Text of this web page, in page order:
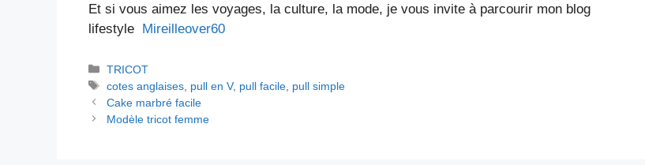
Et si vous aimez les voyages, la culture, la mode, je vous invite à parcourir mon blog
lifestyle Mireilleover60
Catégories
TRICOT
Étiquettes
cotes anglaises pull en V, pull facile pull simple
Cake marbré facile
Modèle tricot femme